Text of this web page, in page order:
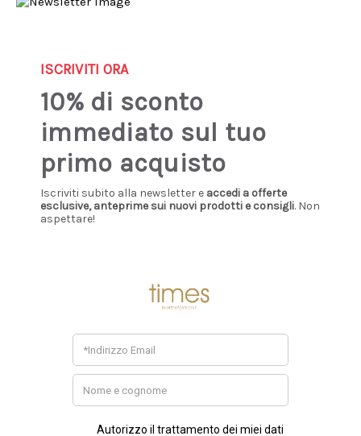
Home Uomo Abbigliamento
GIACCONE
ISCRIVITI ORA
10% di sconto
immediato sul tuo
primo acquisto
Iscriviti subito alla newsletter e accedi a offerte
esclusive, anteprime sui nuovi prodotti e consigli. Non
aspettare!